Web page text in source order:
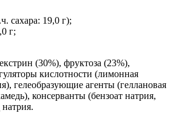
сахара: 19,0 г);
г;
(30%), фруктоза (23%),
кислотности (лимонная
гелеобразующие агенты (геллановая
консерванты (бензоат натрия,